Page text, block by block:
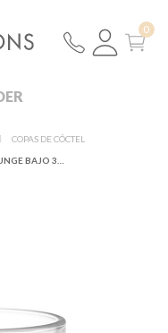
COPAS DE CÓCTEL